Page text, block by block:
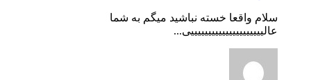
سلام واقعا خسته نباشید میگم به شما
عالیییییییییییییییییییییی...